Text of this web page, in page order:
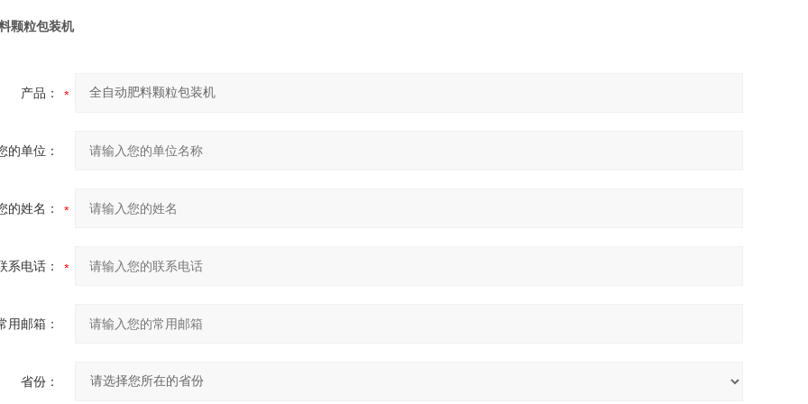
颗粒包装机
产品：
的单位：
的姓名：
系电话：
用邮箱：
省份：